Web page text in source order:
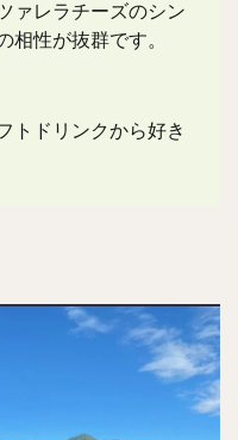
ァレラチーズのシン
相性が抜群です。
トドリンクから好き